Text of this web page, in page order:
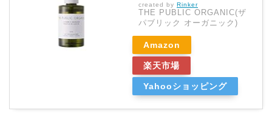
created by Rinker
THE PUBLIC ORGANIC(ザ
パブリック オーガニック)
Amazon
楽天市場
Yahooショッピング